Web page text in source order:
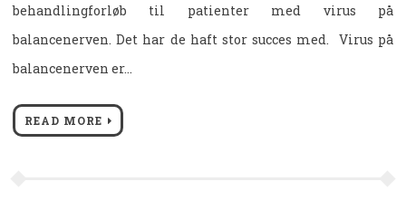
behandlingforløb til patienter med virus på
balancenerven. Det har de haft stor succes med. Virus på
balancenerven er…
READ MORE